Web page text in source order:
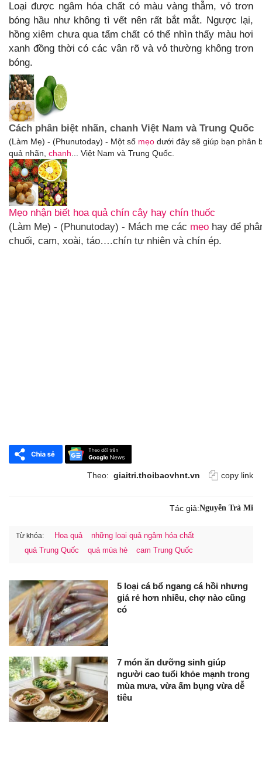
Loại được ngâm hóa chất có màu vàng thẫm, vỏ trơn
bóng hầu như không tì vết nên rất bắt mắt. Ngược lại,
hồng xiêm chưa qua tẩm chất có thể nhìn thấy màu hơi
xanh đồng thời có các vân rõ và vỏ thường không trơn
bóng.
Cách phân biệt nhãn, chanh Việt Nam và Trung Quốc
(Làm Mẹ) - (Phunutoday) - Một số mẹo dưới đây sẽ giúp bạn phân
quả nhãn, chanh ... Việt Nam và Trung Quốc.
Mẹo nhận biết hoa quả chín cây hay chín thuốc
(Làm Mẹ) - (Phunutoday) - Mách mẹ các mẹo hay để
chuối, cam, xoài, táo….chín tự nhiên và chín ép.
Theo: giaitri.thoibaovhnt.vn copy link
Tác giả:Nguyễn Trà Mi
Từ khóa: Hoa quả
những loại quả ngâm hóa chất
quả Trung Quốc
quả mùa hè cam Trung Quốc
5 loại cá bổ ngang cá hồi nhưng
giá rẻ hơn nhiều, chợ nào cũng
có
7 món ăn dưỡng sinh giúp
người cao tuổi khỏe mạnh trong
mùa mưa, vừa ấm bụng vừa dễ
tiêu